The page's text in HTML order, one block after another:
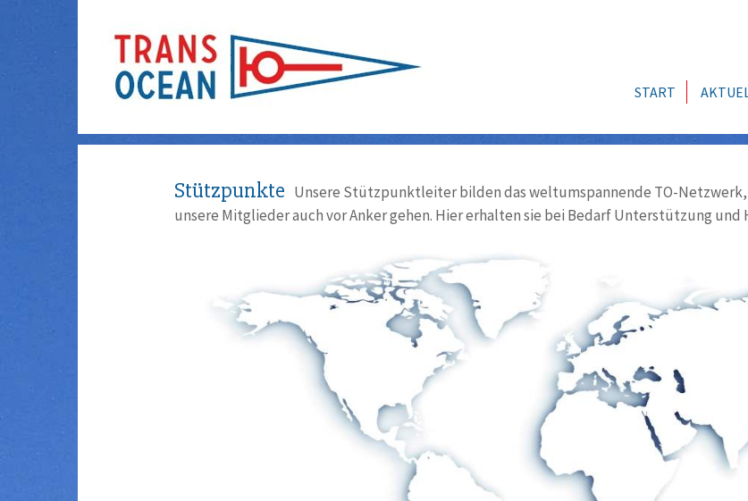
START
Stützpunkte Unsere Stützpunktleiter bilden das weltumspannende TO-
unsere Mitglieder auch vor Anker gehen. Hier erhalten sie bei Bedarf Unterstützung